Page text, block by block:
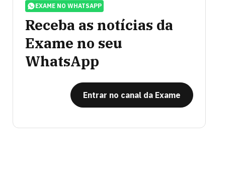
EXAME NO WHATSAPP
Receba as notícias da
Exame no seu
WhatsApp
Entrar no canal da Exame